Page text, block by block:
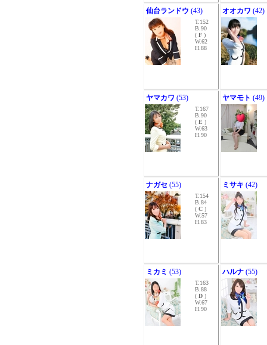
仙台ランドウ (43)
T.152
B.90
( F )
W.62
H.88
オオカワ (42)
ヤマカワ (53)
T.167
B.90
( E )
W.63
H.90
ヤマモト (49)
ナガセ (55)
T.154
B.84
( C )
W.57
H.83
ミサキ (42)
ミカミ (53)
T.163
B.88
( D )
W.67
H.90
ハルナ (55)